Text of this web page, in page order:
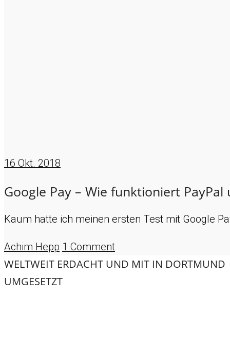
16 Okt. 2018
Google Pay – Wie funktioniert
Kaum hatte ich meinen ersten Test mit Google
Achim Hepp 1 Comment
WELTWEIT ERDACHT UND MIT IN DORTMUND
UMGESETZT